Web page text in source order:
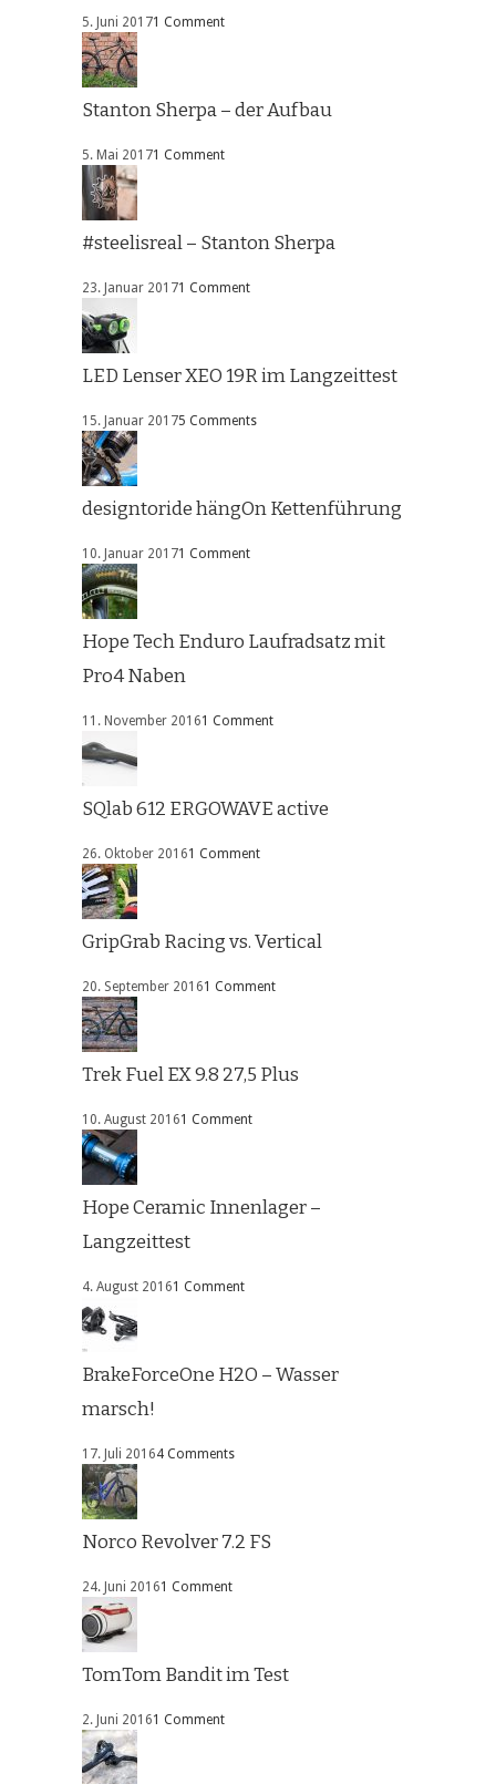
5. Juni 20171 Comment
Stanton Sherpa – der Aufbau
5. Mai 20171 Comment
#steelisreal – Stanton Sherpa
23. Januar 20171 Comment
LED Lenser XEO 19R im Langzeittest
15. Januar 20175 Comments
designtoride hängOn Kettenführung
10. Januar 20171 Comment
Hope Tech Enduro Laufradsatz mit
Pro4 Naben
11. November 20161 Comment
SQlab 612 ERGOWAVE active
26. Oktober 20161 Comment
GripGrab Racing vs. Vertical
20. September 20161 Comment
Trek Fuel EX 9.8 27,5 Plus
10. August 20161 Comment
Hope Ceramic Innenlager –
Langzeittest
4. August 20161 Comment
BrakeForceOne H2O – Wasser
marsch!
17. Juli 20164 Comments
Norco Revolver 7.2 FS
24. Juni 20161 Comment
TomTom Bandit im Test
2. Juni 20161 Comment